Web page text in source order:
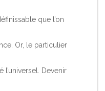
que l’on
Or, le particulier
l’universel. Devenir